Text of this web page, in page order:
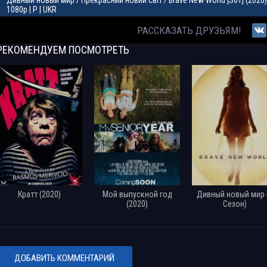
1080p | P | UKR
Дивный новый мир / Прекрасний новий світ / Brave New World [S01] (2020)
AVC | P | UKR
Дивный новый мир / Brave New World [S01] (2020) WEB-DL 1080p | Кубик в
HDRezka Studio, Newstudio, Lostfilm, Кравец-Рекордз
Дивный новый мир / Brave New World [S01] (2020) WEB-DLRip | Кубик в Кубе
Дивный новый мир / Brave New World [S01] (2020) WEB-DL 1080p | Кравец-
Дивный новый мир / Brave New World [S01] (2020) WEBRip 720p | OMSKBIRD
Дивный новый мир / Brave New World [S01] (2020) WEBRip 720p от Kerob | L
Дивный новый мир / Brave New World [S01] (2020) WEBRip 720p | Gears Media
Дивный новый мир / Brave New World [S01] (2020) WEBRip 720p | LakeFilms
РАССКАЗАТЬ ДРУЗЬЯМ!
ПОСМОТРЕТЬ
Кратт (2020)
Мой выпускной год
(2020)
Дивный новый мир
Сезон)
ДОБАВИТЬ КОММЕНТАРИЙ